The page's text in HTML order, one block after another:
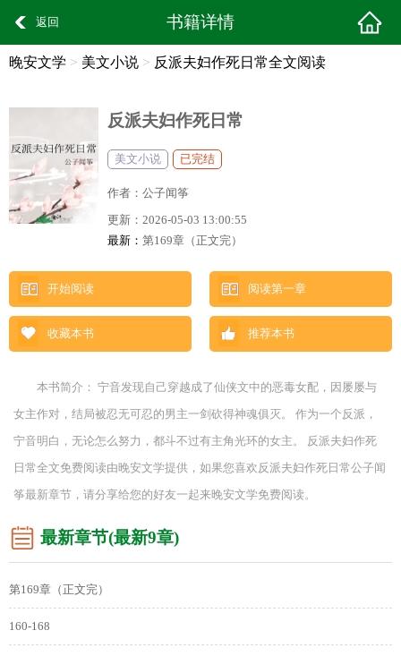
返回 书籍详情
晚安文学 > 美文小说 > 反派夫妇作死日常全文阅读
反派夫妇作死日常
美文小说 已完结
作者： 公子闻筝
更新： 2026-05-03 13:00:55
最新： 第169章（正文完）
开始阅读 阅读第一章
收藏本书 推荐本书
本书简介： 宁音发现自己穿越成了仙侠文中的恶毒女配，因屡屡与
女主作对，结局被忍无可忍的男主一剑砍得神魂俱灭。 作为一个反派，
宁音明白，无论怎么努力，都斗不过有主角光环的女主。 反派夫妇作死
日常全文免费阅读由晚安文学提供，如果您喜欢反派夫妇作死日常公子闻
筝最新章节，请分享给您的好友一起来晚安文学免费阅读。
最新章节(最新9章)
第169章（正文完）
160-168